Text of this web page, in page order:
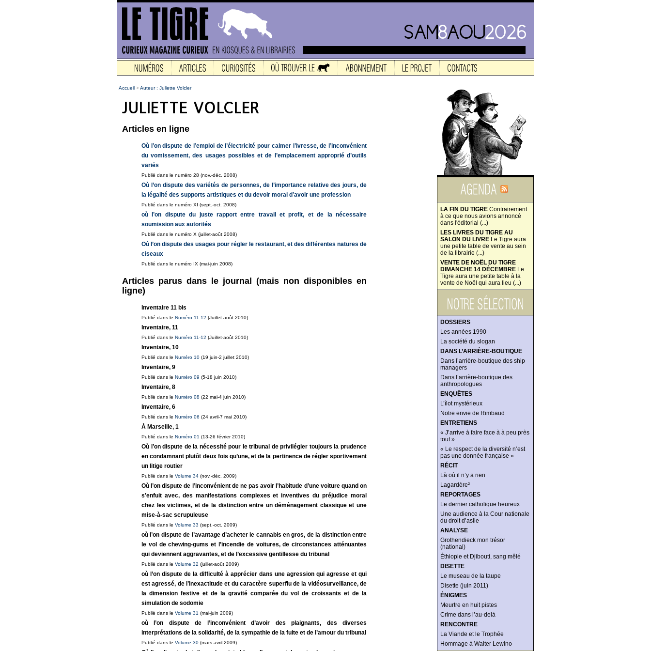
LA FIN DU TIGRE Contrairement
à ce que nous avions annoncé
dans l'éditorial (...)
LES LIVRES DU TIGRE AU
SALON DU LIVRE Le Tigre aura
une petite table de vente au sein
de la librairie (...)
VENTE DE NOËL DU TIGRE
DIMANCHE 14 DÉCEMBRE Le
Tigre aura une petite table à la
vente de Noël qui aura lieu (...)
DOSSIERS
Les années 1990
La société du slogan
DANS L’ARRIÈRE-BOUTIQUE
Dans l’arrière-boutique des ship
managers
Dans l’arrière-boutique des
anthropologues
ENQUÊTES
L’îlot mystérieux
Notre envie de Rimbaud
ENTRETIENS
« J’arrive à faire face à à peu près
tout »
« Le respect de la diversité n’est
pas une donnée française »
RÉCIT
Là où il n’y a rien
Lagardère²
REPORTAGES
Le dernier catholique heureux
Une audience à la Cour nationale
du droit d’asile
ANALYSE
Grothendieck mon trésor
(national)
Éthiopie et Djibouti, sang mêlé
DISETTE
Le museau de la taupe
Disette (juin 2011)
ÉNIGMES
Meurtre en huit pistes
Crime dans l’au-delà
RENCONTRE
La Viande et le Trophée
Hommage à Walter Lewino
Accueil >Auteur : Juliette Volcler
Articles en ligne
Où l’on dispute de l’emploi de l’électricité pour calmer l’ivresse, de l’inconvénient
du vomissement, des usages possibles et de l’emplacement approprié d’outils
variés
Publié dans le numéro 28 (nov.-déc. 2008)
Où l’on dispute des variétés de personnes, de l’importance relative des jours, de
la légalité des supports artistiques et du devoir moral d’avoir une profession
Publié dans le numéro XI (sept.-oct. 2008)
où l’on dispute du juste rapport entre travail et profit, et de la nécessaire
soumission aux autorités
Publié dans le numéro X (juillet-août 2008)
Où l’on dispute des usages pour régler le restaurant, et des différentes natures de
ciseaux
Publié dans le numéro IX (mai-juin 2008)
Articles parus dans le journal (mais non disponibles en
ligne)
Inventaire 11 bis
Publié dans le Numéro 11-12 (Juillet-août 2010)
Inventaire, 11
Publié dans le Numéro 11-12 (Juillet-août 2010)
Inventaire, 10
Publié dans le Numéro 10 (19 juin-2 juillet 2010)
Inventaire, 9
Publié dans le Numéro 09 (5-18 juin 2010)
Inventaire, 8
Publié dans le Numéro 08 (22 mai-4 juin 2010)
Inventaire, 6
Publié dans le Numéro 06 (24 avril-7 mai 2010)
À Marseille, 1
Publié dans le Numéro 01 (13-26 février 2010)
Où l’on dispute de la nécessité pour le tribunal de privilégier toujours la prudence
en condamnant plutôt deux fois qu’une, et de la pertinence de régler sportivement
un litige routier
Publié dans le Volume 34 (nov.-déc. 2009)
Où l’on dispute de l’inconvénient de ne pas avoir l’habitude d’une voiture quand on
s’enfuit avec, des manifestations complexes et inventives du préjudice moral
chez les victimes, et de la distinction entre un déménagement classique et une
mise-à-sac scrupuleuse
Publié dans le Volume 33 (sept.-oct. 2009)
où l’on dispute de l’avantage d’acheter le cannabis en gros, de la distinction entre
le vol de chewing-gums et l’incendie de voitures, de circonstances atténuantes
qui deviennent aggravantes, et de l’excessive gentillesse du tribunal
Publié dans le Volume 32 (juillet-août 2009)
où l’on dispute de la difficulté à apprécier dans une agression qui agresse et qui
est agressé, de l’inexactitude et du caractère superflu de la vidéosurveillance, de
la dimension festive et de la gravité comparée du vol de croissants et de la
simulation de sodomie
Publié dans le Volume 31 (mai-juin 2009)
où l’on dispute de l’inconvénient d’avoir des plaignants, des diverses
interprétations de la solidarité, de la sympathie de la fuite et de l’amour du tribunal
Publié dans le Volume 30 (mars-avril 2009)